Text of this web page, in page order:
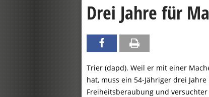
Drei Jahre für
Trier (dapd). Weil er mit einer
hat, muss ein 54-Jähriger drei
Freiheitsberaubung und